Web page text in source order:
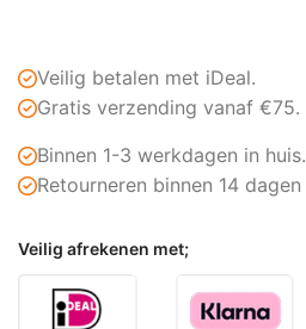
Veilig betalen met iDeal.
Gratis verzending vanaf €75.
Binnen 1-3 werkdagen in huis.
Retourneren binnen 14 dagen
Veilig afrekenen met;